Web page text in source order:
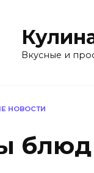
Вкусные и
НОВОСТИ